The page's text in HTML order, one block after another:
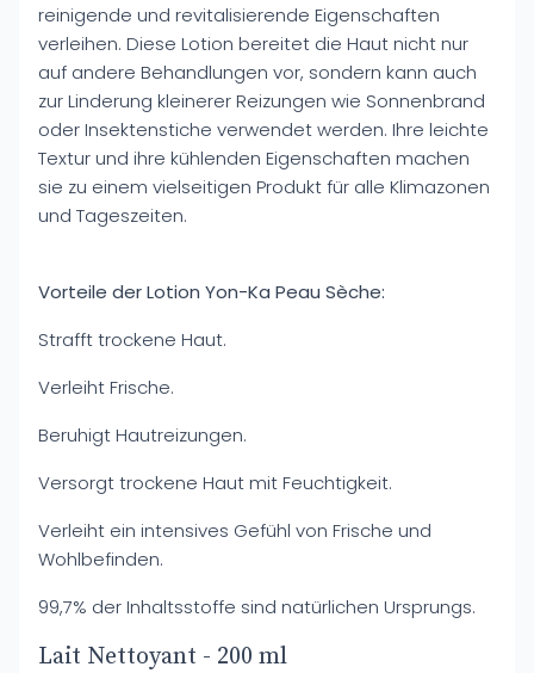
reinigende und revitalisierende Eigenschaften
verleihen. Diese Lotion bereitet die Haut nicht nur
auf andere Behandlungen vor, sondern kann auch
zur Linderung kleinerer Reizungen wie Sonnenbrand
oder Insektenstiche verwendet werden. Ihre leichte
Textur und ihre kühlenden Eigenschaften machen
sie zu einem vielseitigen Produkt für alle Klimazonen
und Tageszeiten.
Vorteile der Lotion Yon-Ka Peau Sèche:
Strafft trockene Haut.
Verleiht Frische.
Beruhigt Hautreizungen.
Versorgt trockene Haut mit Feuchtigkeit.
Verleiht ein intensives Gefühl von Frische und
Wohlbefinden.
99,7% der Inhaltsstoffe sind natürlichen Ursprungs.
Lait Nettoyant - 200 ml